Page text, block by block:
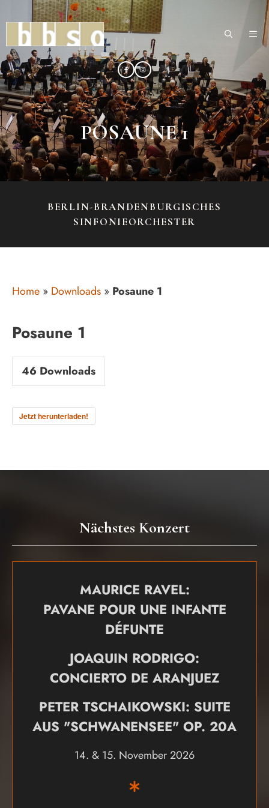
Inhalt
springen
POSAUNE 1
BERLIN-BRANDENBURGISCHES
SINFONIEORCHESTER
Home » Downloads » Posaune 1
Posaune 1
46 Downloads
Jetzt herunterladen!
Nächstes Konzert
MAURICE RAVEL:
PAVANE POUR UNE INFANTE
DÉFUNTE
JOAQUIN RODRIGO:
CONCIERTO DE ARANJUEZ
PETER TSCHAIKOWSKI: SUITE
AUS "SCHWANENSEE" OP. 20A
14. & 15. November 2026